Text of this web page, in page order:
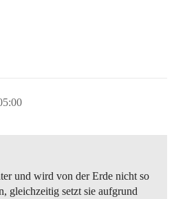
und wird von der Erde nicht so
gleichzeitig setzt sie aufgrund